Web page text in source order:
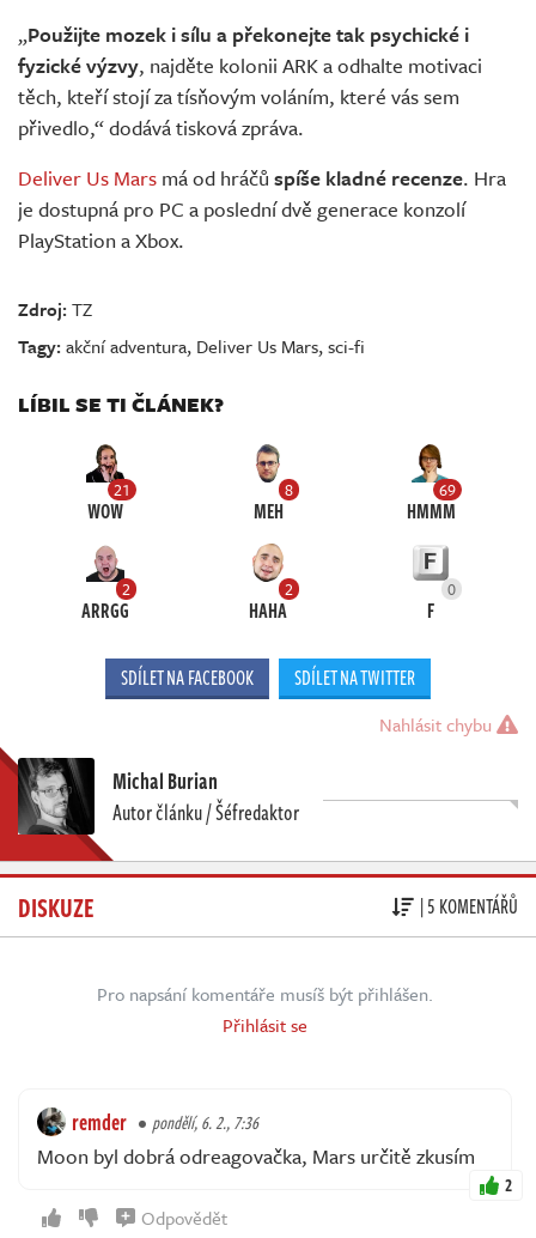
„Použijte mozek i sílu a překonejte tak psychické i
fyzické výzvy, najděte kolonii ARK a odhalte motivaci
těch, kteří stojí za tísňovým voláním, které vás sem
přivedlo,“ dodává tisková zpráva.
Deliver Us Mars má od hráčů spíše kladné recenze. Hra
je dostupná pro PC a poslední dvě generace konzolí
PlayStation a Xbox.
Zdroj:TZ
Tagy:akční adventura, Deliver Us Mars,sci-fi
LÍBIL SE TI ČLÁNEK?
21
WOW
8
MEH
69
HMMM
2
ARRGG
2
HAHA
0
F
SDÍLET NA FACEBOOK SDÍLET NA TWITTER
Nahlásit chybu
Michal Burian
Autor článku / Šéfredaktor
DISKUZE | 5 KOMENTÁŘŮ
Pro napsání komentáře musíš být přihlášen.
Přihlásit se
remder pondělí, 6. 2., 7:36
Moon byl dobrá odreagovačka, Mars určitě zkusím
2
Odpovědět